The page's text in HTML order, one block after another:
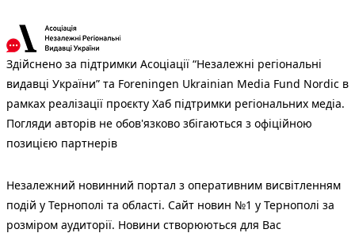
Здійснено за підтримки Асоціації “Незалежні регіональні
видавці України” та Foreningen Ukrainian Media Fund Nordic в
рамках реалізації проєкту Хаб підтримки регіональних медіа.
Погляди авторів не обов'язково збігаються з офіційною
позицією партнерів
Незалежний новинний портал з оперативним висвітленням
подій у Тернополі та області. Сайт новин №1 у Тернополі за
розміром аудиторії. Новини створюються для Вас